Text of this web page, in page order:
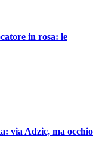
in rosa: le
via Adzic, ma occhio